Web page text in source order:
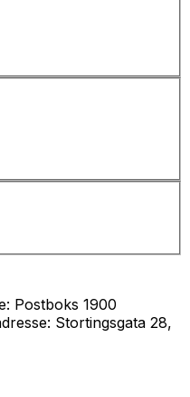
Postboks 1900
Stortingsgata 28,